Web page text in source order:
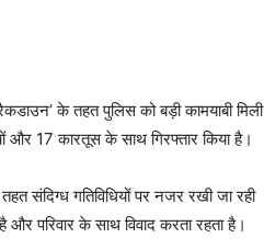
के तहत पुलिस को बड़ी कामयाबी मिली
और 17 कारतूस के साथ गिरफ्तार किया है।
संदिग्ध गतिविधियों पर नजर रखी जा रही
परिवार के साथ विवाद करता रहता है।